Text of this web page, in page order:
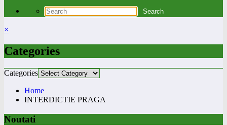
×
Categories
Categories
Home
INTERDICTIE PRAGA
Noutati